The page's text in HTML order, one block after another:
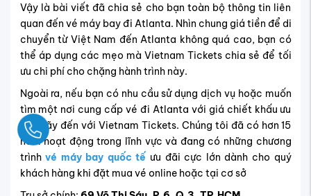
Vậy là bài viết đã chia sẻ cho bạn toàn bộ thông tin liên
quan đến vé máy bay đi Atlanta. Nhìn chung giá tiền để di
chuyển từ Việt Nam đến Atlanta không quá cao, bạn có
thể áp dụng các mẹo mà Vietnam Tickets chia sẻ để tối
ưu chi phí cho chặng hành trình này.
Ngoài ra, nếu bạn có nhu cầu sử dụng dịch vụ hoặc muốn
tìm một nơi cung cấp vé đi Atlanta với giá chiết khấu ưu
đãi, hãy đến với Vietnam Tickets. Chúng tôi đã có hơn 15
năm hoạt động trong lĩnh vực và đang có những chương
trìnhvé máy bay quốc tế ưu đãi cực lớn dành cho quý
khách hàng khi đặt mua vé online hoặc tại cơ sở